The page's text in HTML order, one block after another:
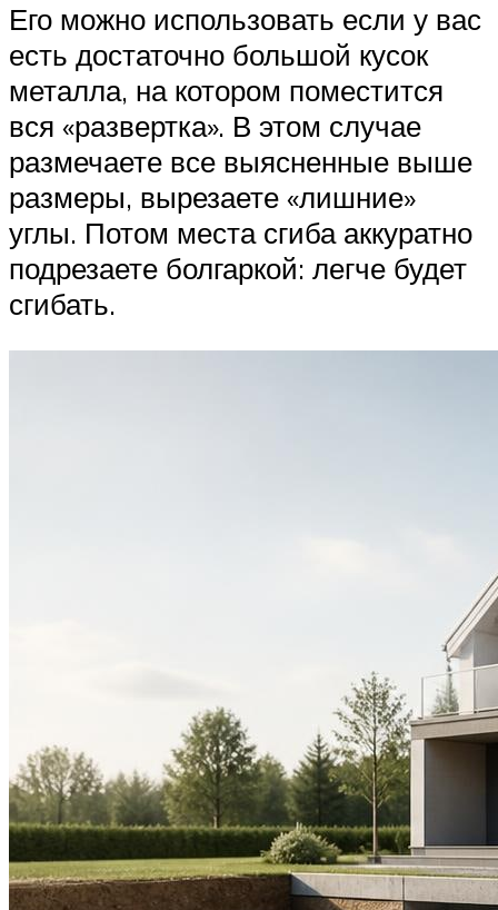
Его можно использовать если у вас
есть достаточно большой кусок
металла, на котором поместится
вся «развертка». В этом случае
размечаете все выясненные выше
размеры, вырезаете «лишние»
углы. Потом места сгиба аккуратно
подрезаете болгаркой: легче будет
сгибать.